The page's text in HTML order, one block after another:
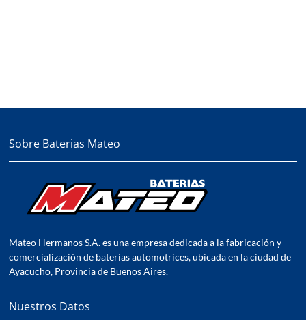
Sobre Baterias Mateo
Mateo Hermanos S.A. es una empresa dedicada a la fabricación y
comercialización de baterías automotrices, ubicada en la ciudad de
Ayacucho, Provincia de Buenos Aires.
Nuestros Datos